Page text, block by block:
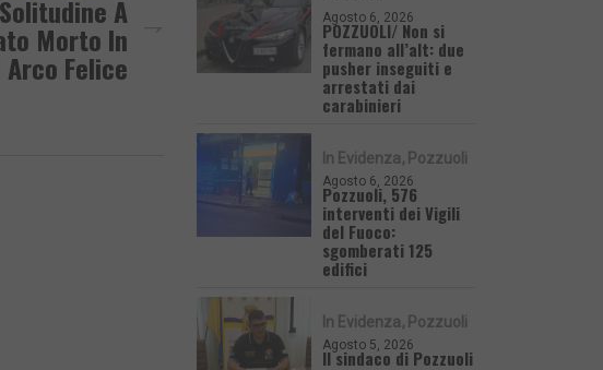
A
Morto In
Arco Felice
Agosto 6, 2026
POZZUOLI/ Non si
fermano all’alt: due
pusher inseguiti e
arrestati dai
carabinieri
In Evidenza Pozzuoli
Agosto 6, 2026
Pozzuoli, 576
interventi dei Vigili
del Fuoco:
sgomberati 125
edifici
In Evidenza Pozzuoli
Agosto 5, 2026
Il sindaco di Pozzuoli